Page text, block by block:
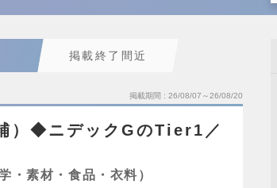
掲載終了間近
掲載期間 26/08/07～26/08/20
）◆ニデックGのTier1／
・素材・食品・衣料）